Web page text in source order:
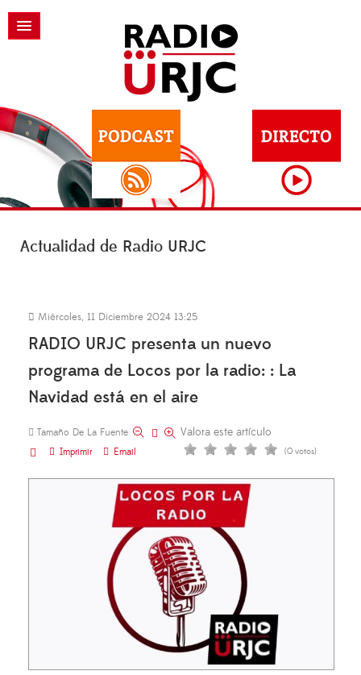
Actualidad de Radio URJC
Miércoles, 11 Diciembre 2024 13:25
RADIO URJC presenta un nuevo
programa de Locos por la radio: : La
Navidad está en el aire
Tamaño De La Fuente
Imprimir
Email
Valora este artículo
(0 votos)